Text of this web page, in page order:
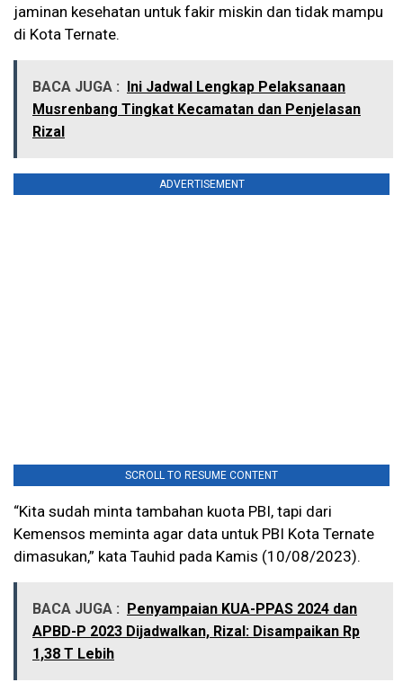
jaminan kesehatan untuk fakir miskin dan tidak mampu
di Kota Ternate.
BACA JUGA : Ini Jadwal Lengkap Pelaksanaan
Musrenbang Tingkat Kecamatan dan Penjelasan
Rizal
ADVERTISEMENT
SCROLL TO RESUME CONTENT
“Kita sudah minta tambahan kuota PBI, tapi dari
Kemensos meminta agar data untuk PBI Kota Ternate
dimasukan,” kata Tauhid pada Kamis (10/08/2023).
BACA JUGA : Penyampaian KUA-PPAS 2024 dan
APBD-P 2023 Dijadwalkan, Rizal: Disampaikan Rp
1,38 T Lebih